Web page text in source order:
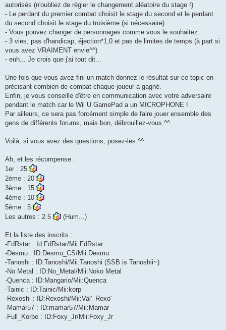
autorisés (n'oubliez de régler le changement aléatoire du stage !)
- Le perdant du premier combat choisit le stage du second et le perdant
du second choisit le stage du troisième (si nécessaire)
- Vous pouvez changer de personnages comme vous le souhaitez.
- 3 vies, pas d'handicap, éjection*1,0 et pas de limites de temps (à part si
vous avez VRAIMENT envie^^)
- euh... Je crois que j'ai tout dit...
Une fois que vous avez fini un match donnez le résultat sur ce topic en
précisant combien de combat chaque joueur a gagné.
Enfin, je vous conseille d'être en communication avec votre adversaire
pendant le match car le Wii U GamePad a un MICROPHONE !
Par ailleurs, ce sera pas forcément simple de faire jouer ensemble des
gens de différents forums, mais bon, débrouillez-vous.^^
Voilà, si vous avez des questions, posez-les.^^
Ah, et les récompense :
1er : 25
2ème : 20
3ème : 15
4ème : 10
5ème : 5
Les autres : 2.5
(Hum...)
Et la liste des inscrits :
-FdRstar : Id:FdRstar/Mii:FdRstar
-Desmu : ID:Desmu_CS/Mii:Desmu
-Tanoshi : ID:Tanoshi/Mii:Tanoshi (SSB is Tanoshii~)
-No Metal : ID:No_Metal/Mii:Noko Metal
-Quenca : ID:Mangario/Mii:Quenca
-Tainic : ID:Tainic/Mii:korp
-Rexoshi : ID:Rexoshi/Mii:Val'_Rexo'
-Mamar57 : ID:mamar57/Mii:Mamar
-Full_Korbe : ID:Foxy_Jr/Mii:Foxy_Jr